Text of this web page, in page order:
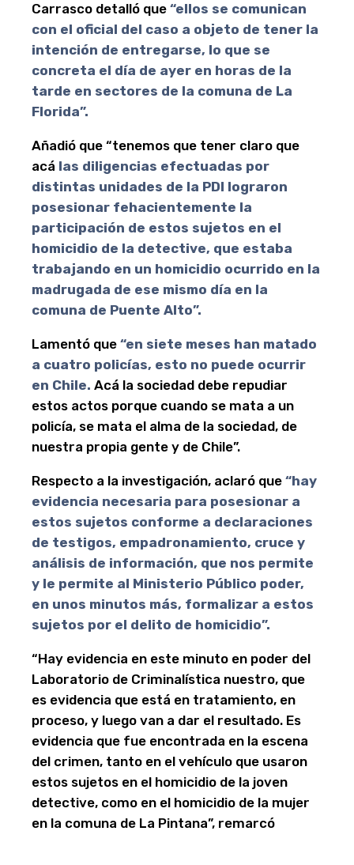
Carrasco detalló que “ellos se comunican
con el oficial del caso a objeto de tener la
intención de entregarse, lo que se
concreta el día de ayer en horas de la
tarde en sectores de la comuna de La
Florida”.
Añadió que “tenemos que tener claro que
acá las diligencias efectuadas por
distintas unidades de la PDI lograron
posesionar fehacientemente la
participación de estos sujetos en el
homicidio de la detective, que estaba
trabajando en un homicidio ocurrido en la
madrugada de ese mismo día en la
comuna de Puente Alto”.
Lamentó que “en siete meses han matado
a cuatro policías, esto no puede ocurrir
en Chile. Acá la sociedad debe repudiar
estos actos porque cuando se mata a un
policía, se mata el alma de la sociedad, de
nuestra propia gente y de Chile”.
Respecto a la investigación, aclaró que “hay
evidencia necesaria para posesionar a
estos sujetos conforme a declaraciones
de testigos, empadronamiento, cruce y
análisis de información, que nos permite
y le permite al Ministerio Público poder,
en unos minutos más, formalizar a estos
sujetos por el delito de homicidio”.
“Hay evidencia en este minuto en poder del
Laboratorio de Criminalística nuestro, que
es evidencia que está en tratamiento, en
proceso, y luego van a dar el resultado. Es
evidencia que fue encontrada en la escena
del crimen, tanto en el vehículo que usaron
estos sujetos en el homicidio de la joven
detective, como en el homicidio de la mujer
en la comuna de La Pintana”, remarcó